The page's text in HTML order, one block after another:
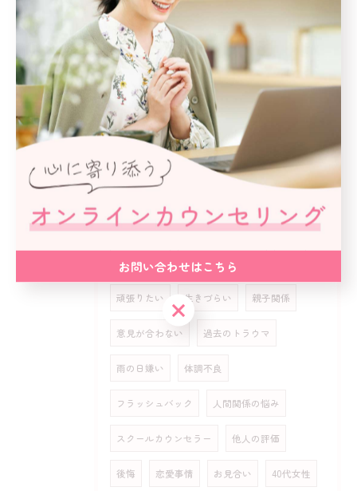
愛されたい
スピリチュアル 不安感
答えが見つからない 本当の自分
変わりたい 最強開運日
寅の日 自分が嫌い 自己嫌悪
毎日しんどい 発達障害
自分の使命 生きる意味 繊細さん
上司が怖い 怒られるのが怖い
頑張りたい 生きづらい 親子関係
意見が合わない 過去のトラウマ
雨の日嫌い 体調不良
フラッシュバック 人間関係の悩み
スクールカウンセラー 他人の評価
後悔 恋愛事情 お見合い 40代女性
お問い合わせはこちら
お問い合わせはこちら